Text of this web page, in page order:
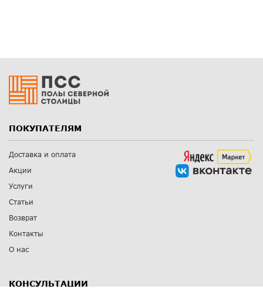
ПОКУПАТЕЛЯМ
Доставка и оплата
Акции
Услуги
Статьи
Возврат
Контакты
О нас
КОНСУЛЬТАЦИИ